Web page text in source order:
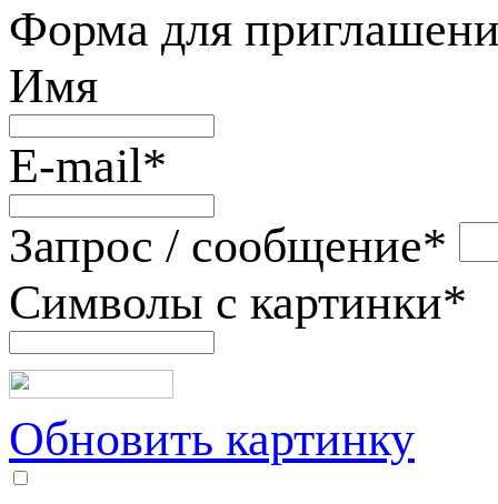
Форма для
Имя
E-mail*
Запрос / сообщение*
Символы с картинки*
Обновить картинку